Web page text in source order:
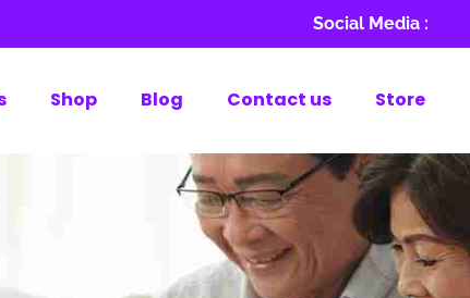
Social Media :
Shop Blog Contact us Store